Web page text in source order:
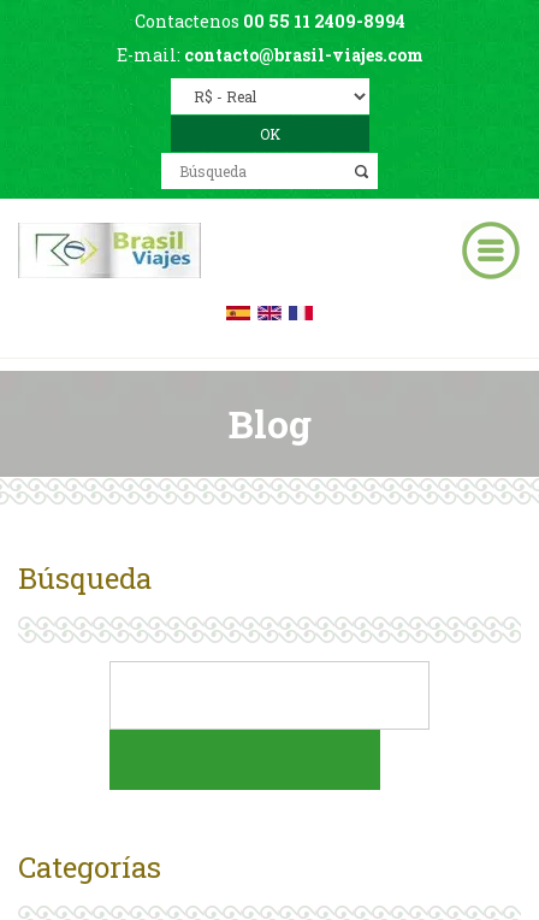
Contactenos 00 55 11 2409-8994
E-mail: contacto@brasil-viajes.com
Blog
Búsqueda
Categorías